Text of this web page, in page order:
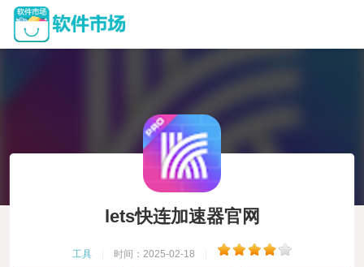
lets快连加速器官网
工具 时间：2025-02-18